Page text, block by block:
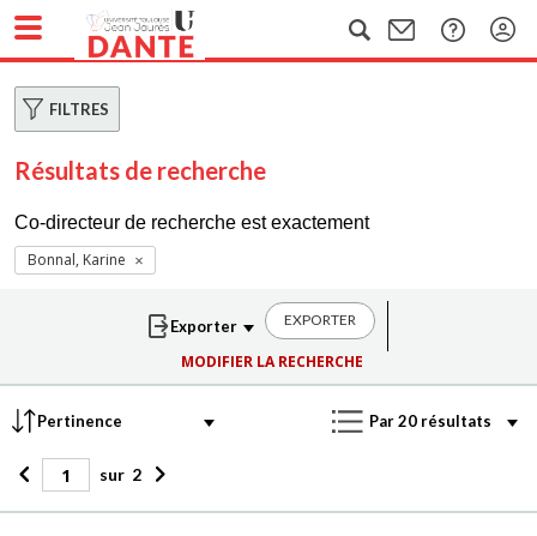
FILTRES
Résultats de recherche
Co-directeur de recherche est exactement
Bonnal, Karine
EXPORTER
MODIFIER LA RECHERCHE
sur 2